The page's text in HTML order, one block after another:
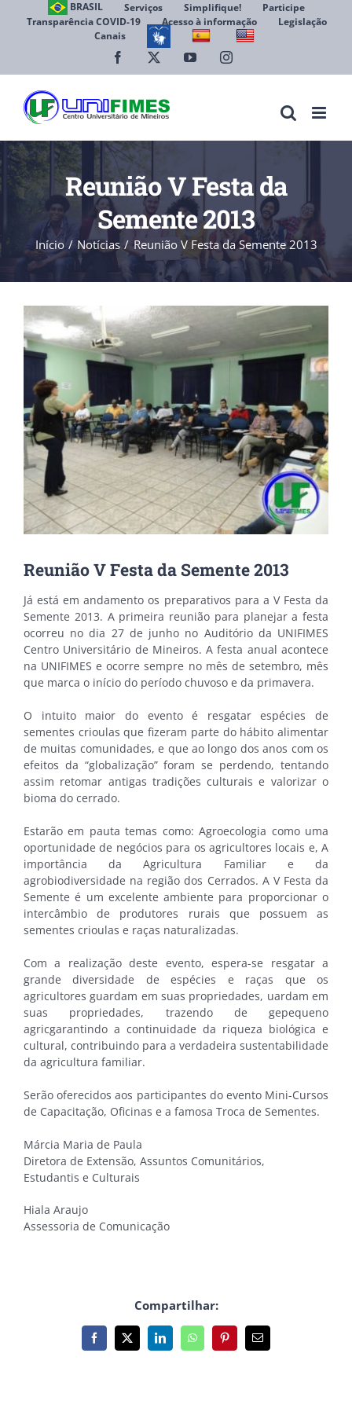
BRASIL Serviços Simplifique!
Participe
Transparência COVID-19
Acesso à informação
Legislação
Canais
Facebook YouTubeInstagram
Reunião V Festa da
Semente 2013
Início Notícias Reunião V Festa da Semente 2013
View
Larger
Image
Reunião V Festa da Semente 2013
Já está em andamento os preparativos para a V Festa da
Semente 2013. A primeira reunião para planejar a festa
ocorreu no dia 27 de junho no Auditório da UNIFIMES
Centro Universitário de Mineiros. A festa anual acontece
na UNIFIMES e ocorre sempre no mês de setembro, mês
que marca o início do período chuvoso e da primavera.
O intuito maior do evento é resgatar espécies de
sementes crioulas que fizeram parte do hábito alimentar
de muitas comunidades, e que ao longo dos anos com os
efeitos da “globalização” foram se perdendo, tentando
assim retomar antigas tradições culturais e valorizar o
bioma do cerrado.
Estarão em pauta temas como: Agroecologia como uma
oportunidade de negócios para os agricultores locais e, A
importância da Agricultura Familiar e da
agrobiodiversidade na região dos Cerrados. A V Festa da
Semente é um excelente ambiente para proporcionar o
intercâmbio de produtores rurais que possuem as
sementes crioulas e raças naturalizadas.
Com a realização deste evento, espera-se resgatar a
grande diversidade de espécies e raças que os
agricultores guardam em suas propriedades, uardam em
suas propriedades, trazendo de gepequeno
agricgarantindo a continuidade da riqueza biológica e
cultural, contribuindo para a verdadeira sustentabilidade
da agricultura familiar.
Serão oferecidos aos participantes do evento Mini-Cursos
de Capacitação, Oficinas e a famosa Troca de Sementes.
Márcia Maria de Paula
Diretora de Extensão, Assuntos Comunitários,
Estudantis e Culturais
Hiala Araujo
Assessoria de Comunicação
Compartilhar:
Facebook
X LinkedInWhatsAppPinterest
E-
mail